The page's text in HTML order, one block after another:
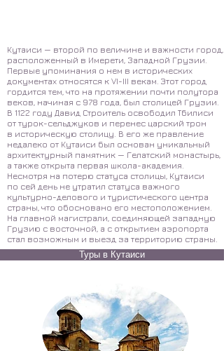
Кутаиси — второй по величине и важности город,
расположенный в Имерети, Западной Грузии.
Первые упоминания о нем в исторических
документах относятся к VI-III векам. Этот город
гордится тем, что на протяжении почти полутора
веков, начиная с 978 года, был столицей Грузии.
В 1122 году Давид Строитель освободил Тбилиси
от турок-сельджуков и перенес царский трон
в историческую столицу. В его же правление
недалеко от Кутаиси был основан уникальный
архитектурный памятник — Гелатский монастырь,
а также открыта первая школа-академия.
Несмотря на потерю статуса столицы, Кутаиси
по сей день не утратил статуса важного
культурно-делового и туристического центра
страны, что обосновано его местоположением.
На главной магистрали, соединяющей западную
Грузию с восточной, а с открытием аэропорта
стал возможным и выезд за территорию страны.
Туры в Кутаиси